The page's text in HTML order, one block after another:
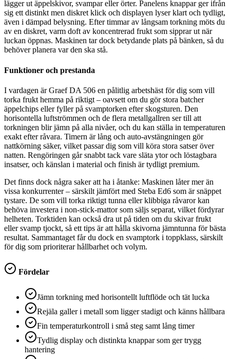
lägger ut äppelskivor, svampar eller örter. Panelens knappar ger ifrån
sig ett distinkt men diskret klick och displayen lyser klart och tydligt,
även i dämpad belysning. Efter timmar av långsam torkning möts du
av en diskret, varm doft av koncentrerad frukt som sipprar ut när
luckan öppnas. Maskinen tar dock betydande plats på bänken, så du
behöver planera var den ska stå.
Funktioner och prestanda
I vardagen är Graef DA 506 en pålitlig arbetshäst för dig som vill
torka frukt hemma på riktigt – oavsett om du gör stora batcher
äppelchips eller fyller på svamptorken efter skogsturen. Den
horisontella luftströmmen och de flera metallgallren ser till att
torkningen blir jämn på alla nivåer, och du kan ställa in temperaturen
exakt efter råvara. Timern är lång och auto-avstängningen gör
nattkörning säker, vilket passar dig som vill köra stora satser över
natten. Rengöringen går snabbt tack vare släta ytor och löstagbara
insatser, och känslan i material och finish är tydligt premium.
Det finns dock några saker att ha i åtanke: Maskinen låter mer än
vissa konkurrenter – särskilt jämfört med Steba Ed6 som är snäppet
tystare. De som vill torka riktigt tunna eller klibbiga råvaror kan
behöva investera i non-stick-mattor som säljs separat, vilket fördyrar
helheten. Torktiden kan också dra ut på tiden om du skivar frukt
eller svamp tjockt, så ett tips är att hålla skivorna jämntunna för bästa
resultat. Sammantaget får du dock en svamptork i toppklass, särskilt
för dig som prioriterar hållbarhet och volym.
Fördelar
Jämn torkning med horisontellt luftflöde och tät lucka
Rejäla galler i metall som ligger stadigt och känns hållbara
Fin temperaturkontroll i små steg samt lång timer
Tydlig display och distinkta knappar som ger trygg
hantering